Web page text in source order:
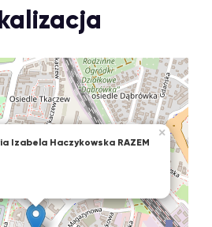
Izabela Haczykowska RAZEM
×